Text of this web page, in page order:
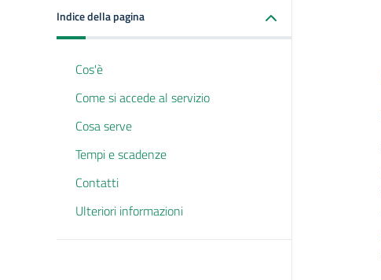
Indice della pagina
Cos'è
Come si accede al servizio
Cosa serve
Tempi e scadenze
Contatti
Ulteriori informazioni